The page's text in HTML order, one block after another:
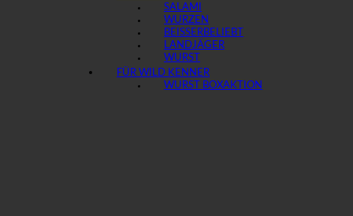
SALAMI
WURZEN
BEISSER
LANDJÄGER
WURST
FÜR WILD KENNER
WURST BOX